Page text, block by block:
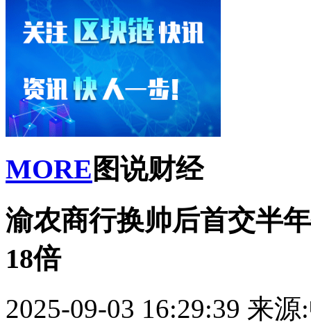
MORE 图说财经
渝农商行换帅后首交半
18倍
2025-09-03 16:29:39 来源